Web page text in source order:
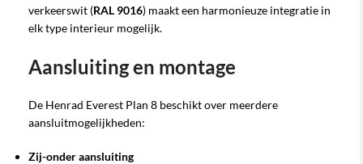
verkeerswit (RAL 9016) maakt een harmonieuze integratie in
elk type interieur mogelijk.
Aansluiting en montage
De Henrad Everest Plan 8 beschikt over meerdere
aansluitmogelijkheden:
Zij-onder aansluiting